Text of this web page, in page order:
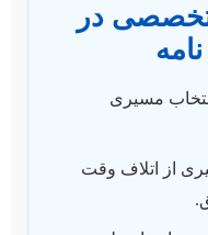
تخصصی در
مسیری
از اتلاف وقت